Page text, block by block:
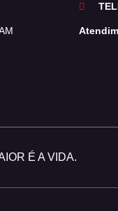
É A VIDA.